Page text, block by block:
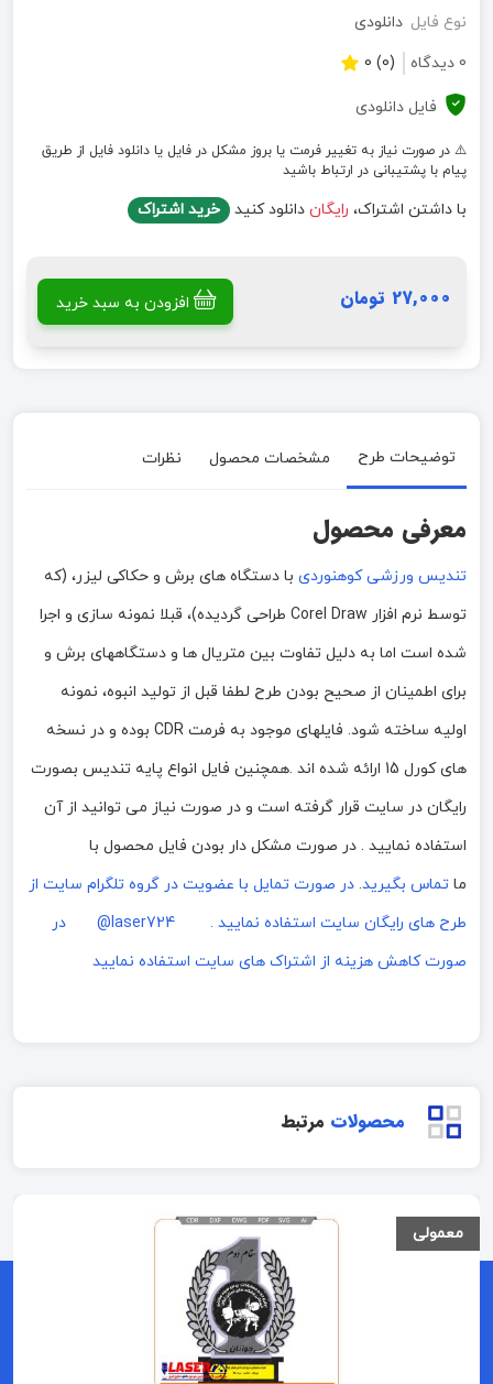
نوع فایل دانلودی
0 دیدگاه
(0) 0
فایل دانلودی
⚠️ در صورت نیاز به تغییر فرمت یا بروز مشکل در فایل یا دانلود فایل از طریق
پیام با پشتیبانی در ارتباط باشید
با داشتن اشتراک، رایگان دانلود کنید خرید اشتراک
27,000 تومان افزودن به سبد خرید
توضیحات طرح مشخصات محصول نظرات
معرفی محصول
تندیس ورزشی کوهنوردی با دستگاه های برش و حکاکی لیزر، (که
توسط نرم افزار Corel Draw طراحی گردیده)، قبلا نمونه سازی و اجرا
شده است اما به دلیل تفاوت بین متریال ها و دستگاههای برش و
برای اطمینان از صحیح بودن طرح لطفا قبل از تولید انبوه، نمونه
اولیه ساخته شود. فایلهای موجود به فرمت CDR بوده و در نسخه
های کورل 15 ارائه شده اند .همچنین فایل انواع پایه تندیس بصورت
رایگان در سایت قرار گرفته است و در صورت نیاز می توانید از آن
استفاده نمایید . در صورت مشکل دار بودن فایل محصول با
ما تماس بگیرید. در صورت تمایل با عضویت در گروه تلگرام سایت از
طرح های رایگان سایت استفاده نمایید . laser724@
در
صورت کاهش هزینه از اشتراک های سایت استفاده نمایید
محصولات مرتبط
معمولی